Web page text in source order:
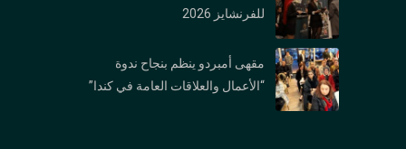
فرع بورارد : 1306 Burrard St., Vancouver, BC V6Z
2B8
فرع وست جورجیا : 1306 1328 W Georgia St,
Vancouver, BC V6E 4R9
للفرنشايز 2026
مقهى أمبردو ينظم بنجاح ندوة
“الأعمال والعلاقات العامة في كندا”